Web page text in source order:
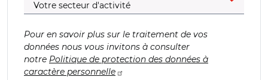
Pour en savoir plus sur le traitement de vos
données nous vous invitons à consulter
notre Politique de protection des données à
caractère personnelle